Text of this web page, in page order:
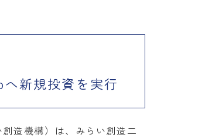
新規投資を実行
造機構）は、みらい創造二